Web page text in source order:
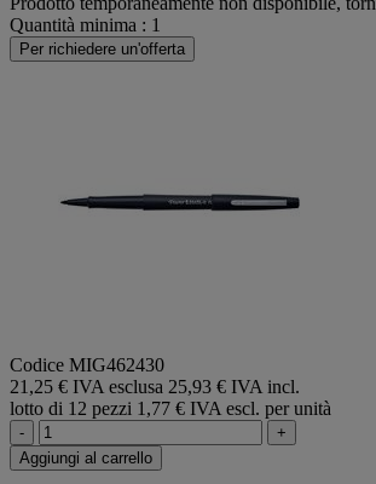
Quantità minima : 1
Per richiedere un'offerta
Codice MIG462430
21,25 € IVA esclusa 25,93 € IVA incl.
lotto di 12 pezzi 1,77 € IVA escl. per unità
-
+
Aggiungi al carrello